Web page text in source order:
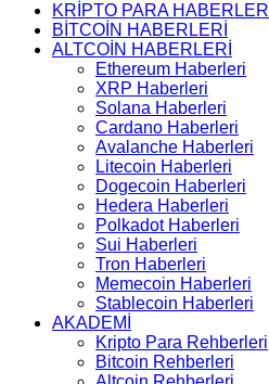
KRİPTO PARA HABERLERİ
BİTCOİN HABERLERİ
ALTCOİN HABERLERİ
Ethereum Haberleri
XRP Haberleri
Solana Haberleri
Cardano Haberleri
Avalanche Haberleri
Litecoin Haberleri
Dogecoin Haberleri
Hedera Haberleri
Polkadot Haberleri
Sui Haberleri
Tron Haberleri
Memecoin Haberleri
Stablecoin Haberleri
AKADEMİ
Kripto Para Rehberleri
Bitcoin Rehberleri